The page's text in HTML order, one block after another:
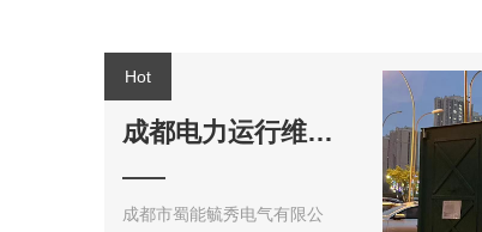
成都电力运行维修施工
成都市蜀能毓秀电气有限公